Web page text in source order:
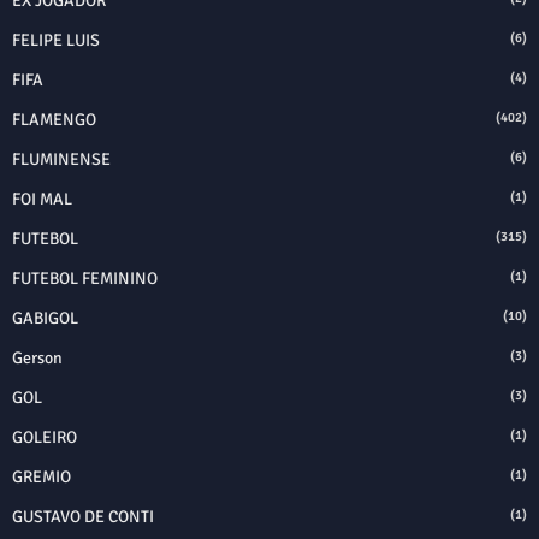
FELIPE LUIS (6)
FIFA (4)
FLAMENGO (402)
FLUMINENSE (6)
FOI MAL (1)
FUTEBOL (315)
FUTEBOL FEMININO (1)
GABIGOL (10)
Gerson (3)
GOL (3)
GOLEIRO (1)
GREMIO (1)
GUSTAVO DE CONTI (1)